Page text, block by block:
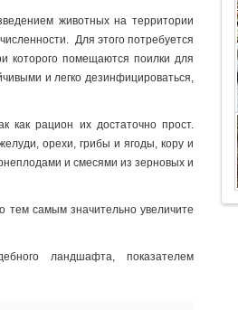
животных на территории
Для этого потребуется
которого помещаются поилки для
и легко дезинфицироваться,
как рацион их достаточно прост.
орехи, грибы и ягоды, кору и
и смесями из зерновых и
тем самым значительно увеличите
ландшафта, показателем